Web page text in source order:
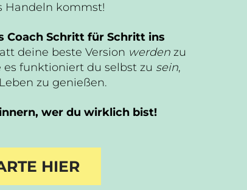
Handeln kommst!
Coach Schritt für Schritt ins
deine beste Version werdenzu
es funktioniert du selbst zu sein,
zu genießen.
wer du wirklich bist!
HIER